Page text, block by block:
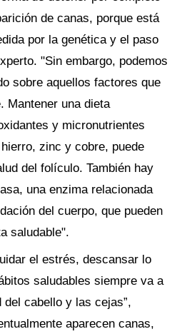
de canas, porque está
por la genética y el paso
"Sin embargo, podemos
sobre aquellos factores que
Mantener una dieta
y micronutrientes
zinc y cobre, puede
del folículo. También hay
una enzima relacionada
del cuerpo, que pueden
saludable".
el estrés, descansar lo
saludables siempre va a
cabello y las cejas”,
aparecen canas,